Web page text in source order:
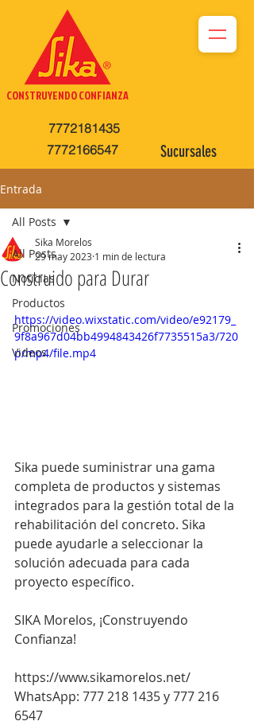
CONSTRUYENDO CONFIANZA
Sucursales
7772181435
7772166547
Entrada
All Posts
Noticias
Productos
Promociones
Videos
All Posts
Construido para Durar
Sika Morelos
29 may 2023 1 min de lectura
https://video.wixstatic.com/video/e92179_
9f8a967d04bb4994843426f7735515a3/720
p/mp4/file.mp4
Sika puede suministrar una gama
completa de productos y sistemas
integrados para la gestión total de la
rehabilitación del concreto. Sika
puede ayudarle a seleccionar la
solución adecuada para cada
proyecto específico.
SIKA Morelos, ¡Construyendo
Confianza!
https://www.sikamorelos.net/
WhatsApp: 777 218 1435 y 777 216
6547